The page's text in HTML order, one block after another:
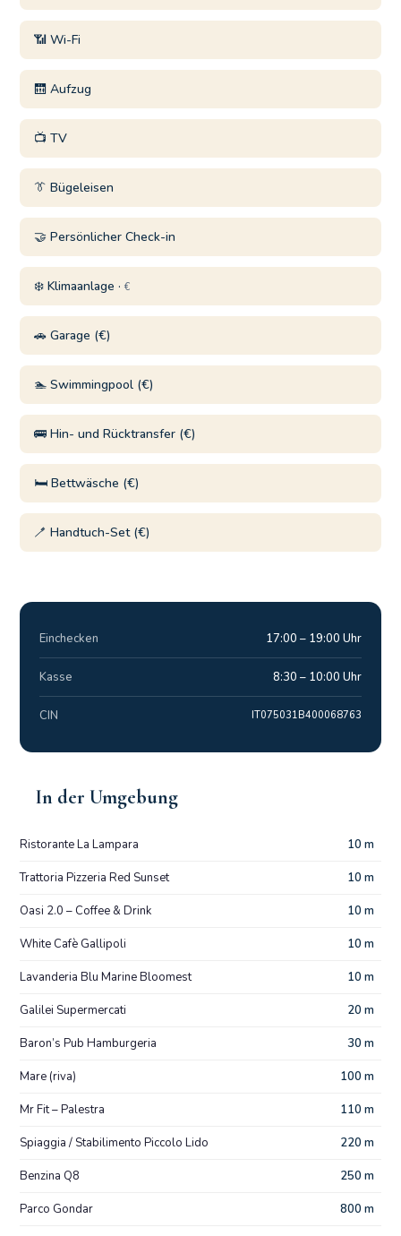
📶 Wi-Fi
🛗 Aufzug
📺 TV
👔 Bügeleisen
🤝 Persönlicher Check-in
❄️ Klimaanlage ·€
🚗 Garage (€)
🏊 Swimmingpool (€)
🚌 Hin- und Rücktransfer (€)
🛏️ Bettwäsche (€)
🪥 Handtuch-Set (€)
Einchecken 17:00 – 19:00 Uhr
Kasse 8:30 – 10:00 Uhr
CIN IT075031B400068763
In der Umgebung
Ristorante La Lampara 10 m
Trattoria Pizzeria Red Sunset 10 m
Oasi 2.0 – Coffee & Drink 10 m
White Cafè Gallipoli 10 m
Lavanderia Blu Marine Bloomest 10 m
Galilei Supermercati 20 m
Baron’s Pub Hamburgeria 30 m
Mare (riva) 100 m
Mr Fit – Palestra 110 m
Spiaggia / Stabilimento Piccolo Lido 220 m
Benzina Q8 250 m
Parco Gondar 800 m